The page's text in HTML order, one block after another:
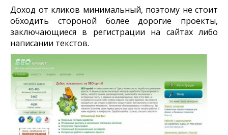
Доход от кликов минимальный, поэтому не стоит
обходить стороной более дорогие проекты,
заключающиеся в регистрации на сайтах либо
написании текстов.